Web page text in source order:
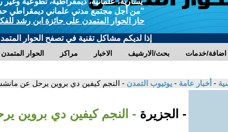
"من أجل مجتمع مدني علماني ديمقراطي
حاز الحوار المتمدن على جائزة ابن رشد
إذا لديكم مشاكل تقنية في تصفح الحوار
الحوار المتمدن مراكز الاخبار بحث/الارشيف اضافة/خدمات
- أخبار عامة - يوتيوب التمدن - النجم كيفين دي بروين يرحل عن
- الجزيرة - النجم كيفين دي بروين